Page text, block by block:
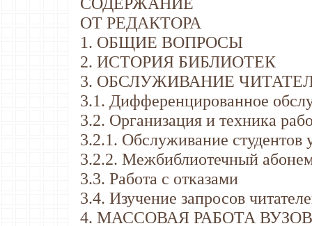
ОT РЕДАКТОРА
1. ОБЩИЕ ВОПРОСЫ
2. ИСТОРИЯ БИБЛИОТЕК
3. ОБСЛУЖИВАНИЕ
3.1. Дифференцированное
3.2. Организация и техника
3.2.1. Обслуживание студентов
3.2.2. Межбиблиотечный
3.3. Работа с отказами
3.4. Изучение запросов
4. МАССОВАЯ РАБОТА